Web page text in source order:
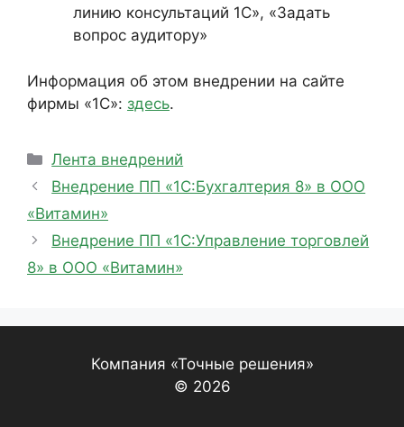
линию консультаций 1С», «Задать
вопрос аудитору»
Информация об этом внедрении на сайте
фирмы «1С»: здесь.
Рубрики
Лента внедрений
Внедрение ПП «1С:Бухгалтерия 8» в ООО
«Витамин»
Внедрение ПП «1С:Управление торговлей
8» в ООО «Витамин»
Компания «Точные решения»
© 2026